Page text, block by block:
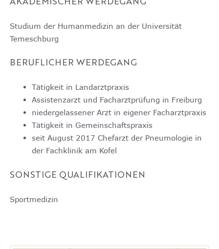
AKADEMISCHER WERDEGANG
Studium der Humanmedizin an der Universität
Temeschburg
BERUFLICHER WERDEGANG
Tätigkeit in Landarztpraxis
Assistenzarzt und Facharztprüfung in Freiburg
niedergelassener Arzt in eigener Facharztpraxis
Tätigkeit in Gemeinschaftspraxis
seit August 2017 Chefarzt der Pneumologie in
der Fachklinik am Kofel
SONSTIGE QUALIFIKATIONEN
Sportmedizin